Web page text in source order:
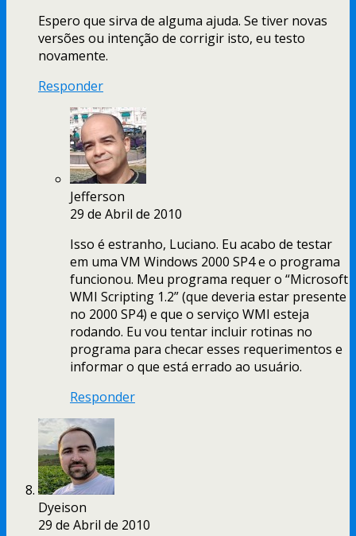
Espero que sirva de alguma ajuda. Se tiver novas
versões ou intenção de corrigir isto, eu testo
novamente.
Responder
Jefferson
29 de Abril de 2010
Isso é estranho, Luciano. Eu acabo de testar
em uma VM Windows 2000 SP4 e o programa
funcionou. Meu programa requer o “Microsoft
WMI Scripting 1.2” (que deveria estar presente
no 2000 SP4) e que o serviço WMI esteja
rodando. Eu vou tentar incluir rotinas no
programa para checar esses requerimentos e
informar o que está errado ao usuário.
Responder
Dyeison
29 de Abril de 2010